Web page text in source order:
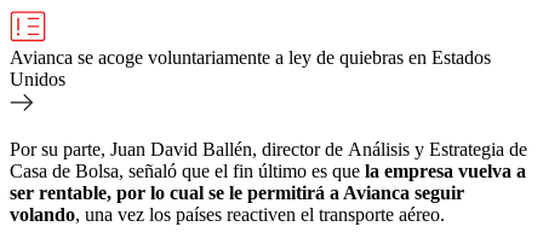
Avianca se acoge voluntariamente a ley de quiebras en Estados
Unidos
Por su parte, Juan David Ballén, director de Análisis y Estrategia de
Casa de Bolsa, señaló que el fin último es que la empresa vuelva a
ser rentable, por lo cual se le permitirá a Avianca seguir
volando, una vez los países reactiven el transporte aéreo.